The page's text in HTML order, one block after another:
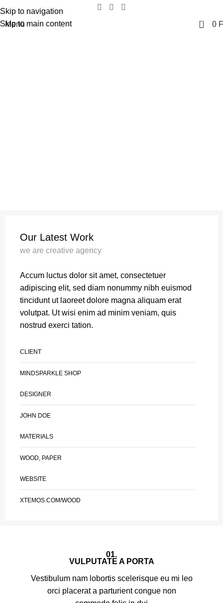
Skip to navigation
Skip to main content
Menü 0 0
Our Latest Work
we are creative agency
Accum luctus dolor sit amet, consectetuer
adipiscing elit, sed diam nonummy nibh euismod
tincidunt ut laoreet dolore magna aliquam erat
volutpat. Ut wisi enim ad minim veniam, quis
nostrud exerci tation.
CLIENT
MINDSPARKLE SHOP
DESIGNER
JOHN DOE
MATERIALS
WOOD, PAPER
WEBSITE
XTEMOS.COM/WOOD
01.
VULPUTATE A PORTA
Vestibulum nam lobortis scelerisque eu mi leo
orci placerat a parturient congue non